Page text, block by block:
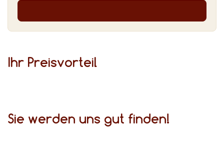
Ihr Preis­vor­teil
Sie werden uns gut finden!